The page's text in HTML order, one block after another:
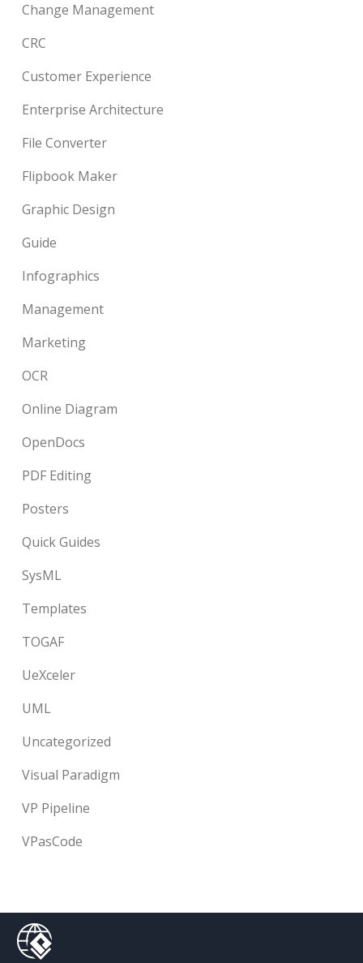
Change Management
CRC
Customer Experience
Enterprise Architecture
File Converter
Flipbook Maker
Graphic Design
Guide
Infographics
Management
Marketing
OCR
Online Diagram
OpenDocs
PDF Editing
Posters
Quick Guides
SysML
Templates
TOGAF
UeXceler
UML
Uncategorized
Visual Paradigm
VP Pipeline
VPasCode